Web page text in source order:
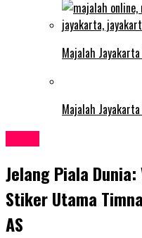
Majalah
Majalah
Jelang Piala
Stiker Utama
AS